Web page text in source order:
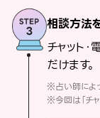
相談方法
チャット
だけます。
※占い師によ
※今回は「チ